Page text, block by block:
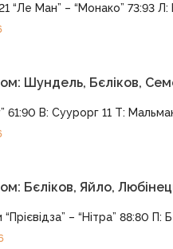
“Ле Ман” – “Монако” 73:93
Шундель, Бєліков,
61:90 В: Суурорг 11 Т:
Бєліков, Яйло,
– “Нітра” 88:80 П: